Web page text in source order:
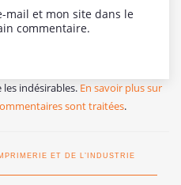
mail et mon site dans le
commentaire.
indésirables. En savoir plus sur
sont traitées.
ET DE L’INDUSTRIE